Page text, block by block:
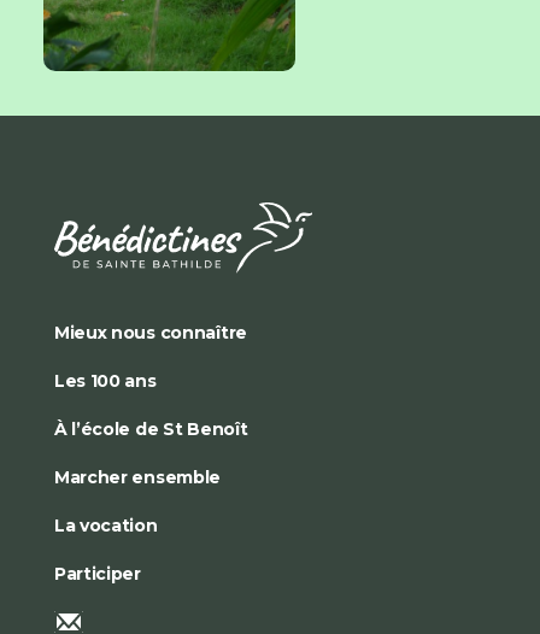
Mieux nous connaître
Les 100 ans
À l’école de St Benoît
Marcher ensemble
La vocation
Participer